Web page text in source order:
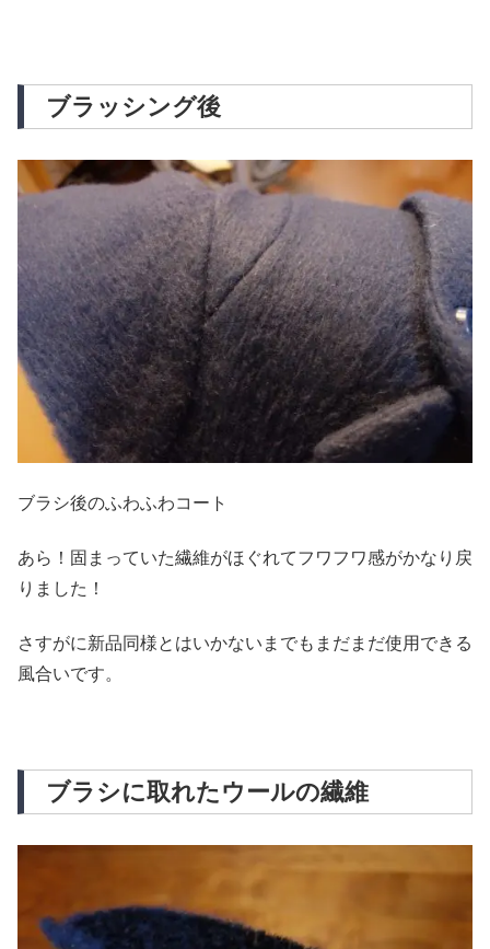
ブラッシング後
ブラシ後のふわふわコート
あら！固まっていた繊維がほぐれてフワフワ感がかなり戻
りました！
さすがに新品同様とはいかないまでもまだまだ使用できる
風合いです。
ブラシに取れたウールの繊維